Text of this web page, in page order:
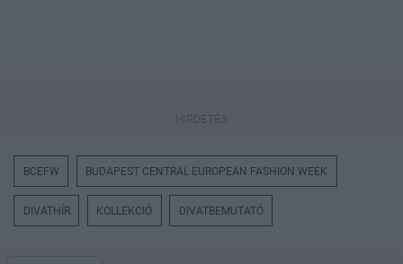
BCEFW BUDAPEST CENTRAL EUROPEAN FASHION WEEK
DIVATHÍR KOLLEKCIÓ DIVATBEMUTATÓ